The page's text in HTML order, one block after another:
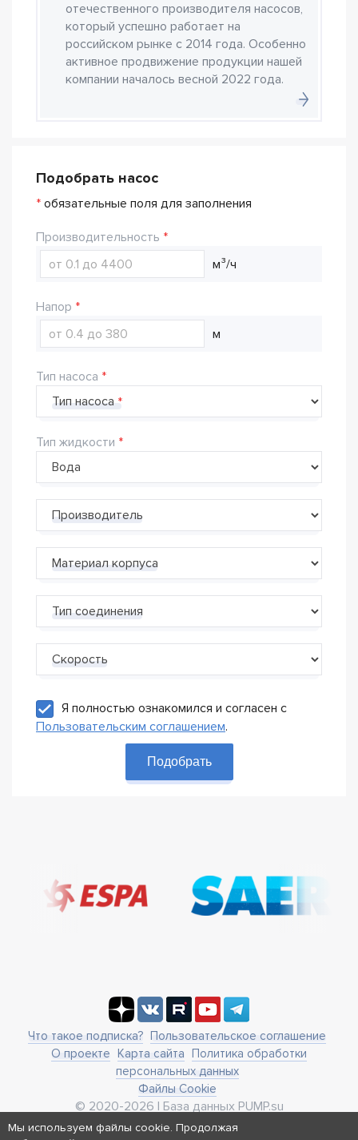
отечественного производителя насосов,
который успешно работает на
российском рынке с 2014 года. Особенно
активное продвижение продукции нашей
компании началось весной 2022 года.
Подобрать насос
* обязательные поля для заполнения
Производительность
м³/ч
Напор
м
Тип насоса
Тип насоса
Тип жидкости
Производитель
Материал корпуса
Тип соединения
Скорость
Я полностью ознакомился и согласен с
Пользовательским соглашением.
Подобрать
Что такое подписка? Пользовательское соглашение
О проекте Карта сайта Политика обработки
персональных данных
Файлы Cookie
© 2020-2026 | База данных PUMP.su
business@pump.su
Мы используем файлы cookie. Продолжая